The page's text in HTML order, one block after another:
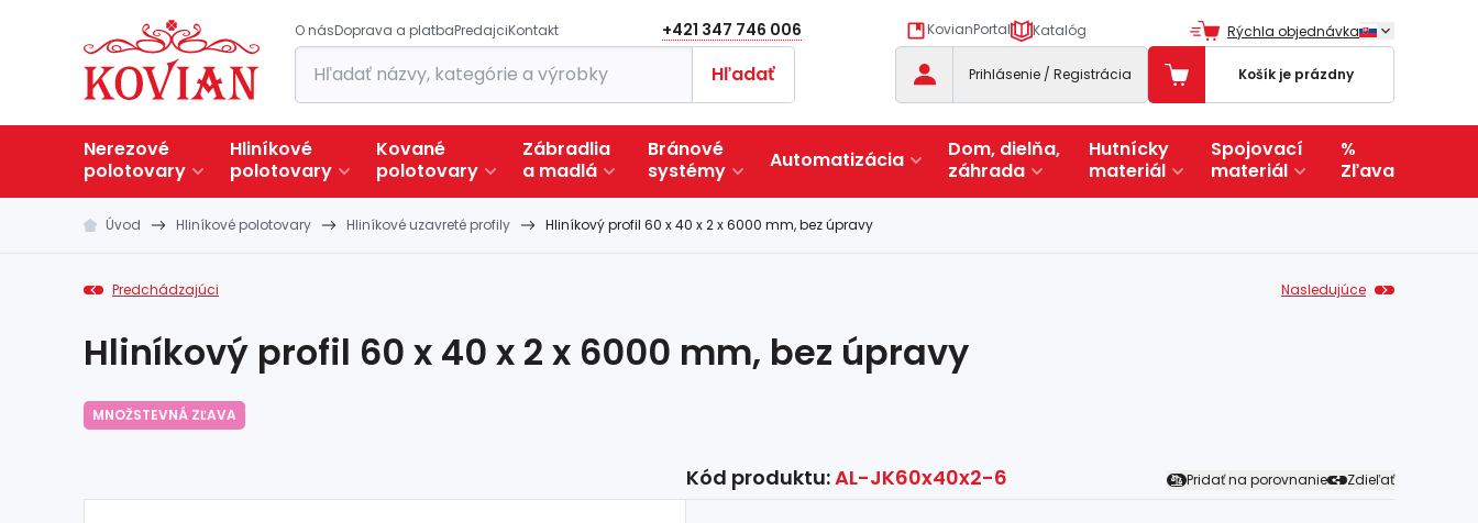
O násDoprava a platbaPredajciKontakt +421 347 746 006 KovianPortal Katalóg Rýchla objednávka
Hľadať Prihlásenie / Registrácia Košík je prázdny
Nerezové
polotovary
Hliníkové
polotovary
Kované
polotovary
Zábradlia
a madlá
Bránové
systémy
Automatizácia
Dom, dielňa,
záhrada
Hutnícky
materiál
Spojovací
materiál
%
Zľava
Úvod Hliníkové polotovary Hliníkové uzavreté profily Hliníkový profil 60 x 40 x 2 x 6000 mm, bez úpravy
Predchádzajúci Nasledujúce
Hliníkový profil 60 x 40 x 2 x 6000 mm, bez úpravy
MNOŽSTEVNÁ ZĽAVA
Kód produktu:AL-JK60x40x2-6 Pridať na porovnanie Zdieľať